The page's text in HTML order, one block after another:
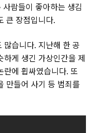
람들이 좋아하는 생김
큰 장점입니다.
많습니다. 지난해 한 공
게 생긴 가상인간을 제
란에 휩싸였습니다. 또
만들어 사기 등 범죄를